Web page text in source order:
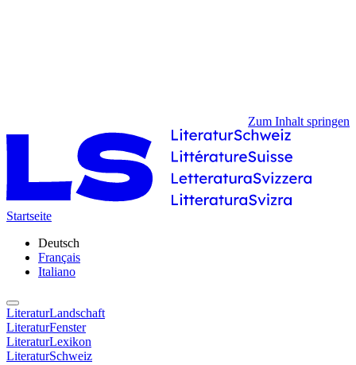
Zum Inhalt springen
Startseite
Deutsch
Français
Italiano
LiteraturLandschaft
LiteraturFenster
LiteraturLexikon
LiteraturSchweiz